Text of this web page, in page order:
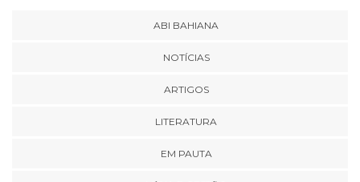
ABI BAHIANA
NOTÍCIAS
ARTIGOS
LITERATURA
EM PAUTA